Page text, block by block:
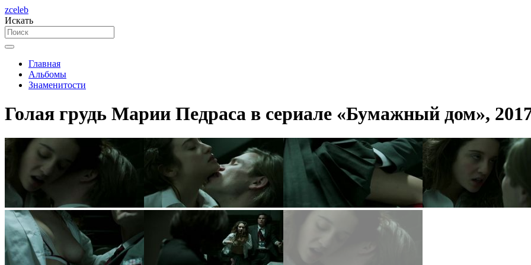
zceleb
Искать
Главная
Альбомы
Знаменитости
Голая грудь Марии Педраса в сериале «Бумажный дом»,